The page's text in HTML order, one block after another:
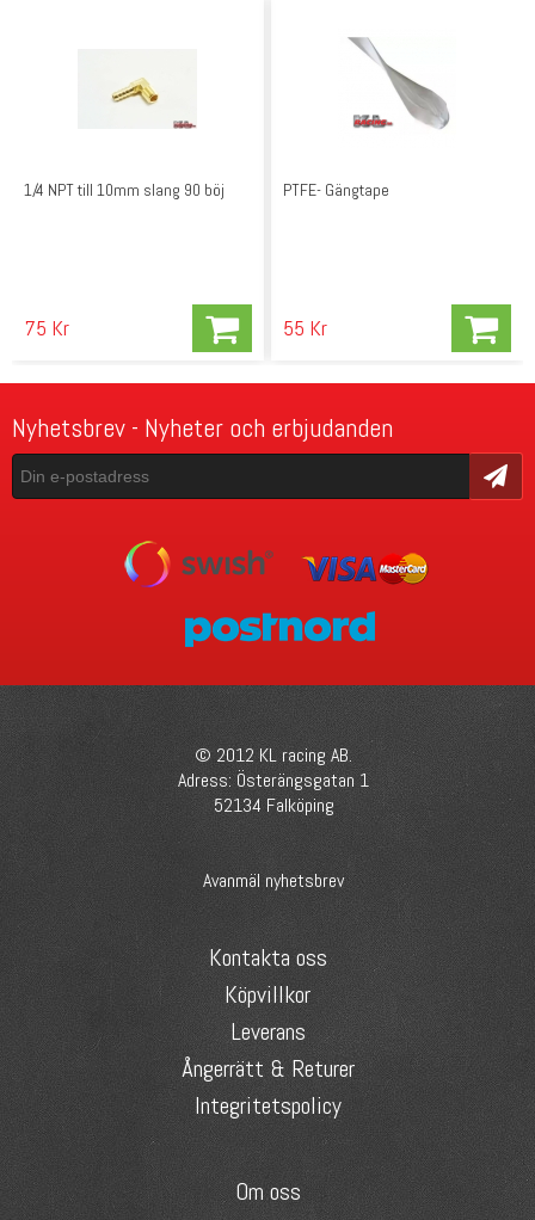
1/4 NPT till 10mm slang 90 böj
75 Kr
PTFE- Gängtape
55 Kr
Nyhetsbrev - Nyheter och erbjudanden
Skicka
© 2012 KL racing AB.
Adress: Österängsgatan 1
52134 Falköping
Avanmäl nyhetsbrev
Kontakta oss
Köpvillkor
Leverans
Ångerrätt & Returer
Integritetspolicy
Om oss